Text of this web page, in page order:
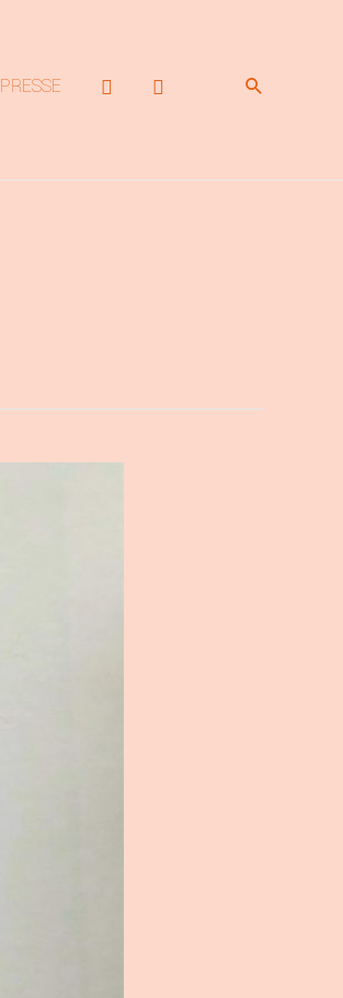
PRESSE Rechercher